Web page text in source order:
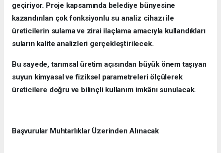
geçiriyor. Proje kapsamında belediye bünyesine
kazandırılan çok fonksiyonlu su analiz cihazı ile
üreticilerin sulama ve zirai ilaçlama amacıyla kullandıkları
suların kalite analizleri gerçekleştirilecek.
Bu sayede, tarımsal üretim açısından büyük önem taşıyan
suyun kimyasal ve fiziksel parametreleri ölçülerek
üreticilere doğru ve bilinçli kullanım imkânı sunulacak.
Başvurular Muhtarlıklar Üzerinden Alınacak